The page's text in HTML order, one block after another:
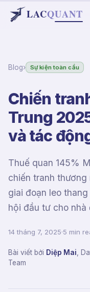
LACQUANT
Blog› Sự kiện toàn cầu
Chiến
Trung
và tác
Thuế quan 145%
chiến tranh
giai đoạn leo
hội đầu tư cho nhà
14 tháng 7, 2025·5 min
Bài viết bởi Diệp Mai
Team